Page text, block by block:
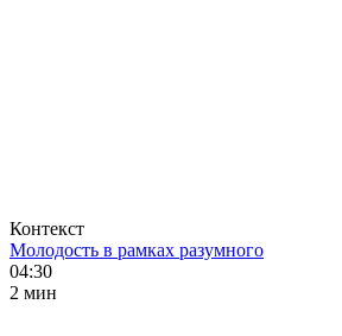
Контекст
Молодость в рамках разумного
04:30
2 мин